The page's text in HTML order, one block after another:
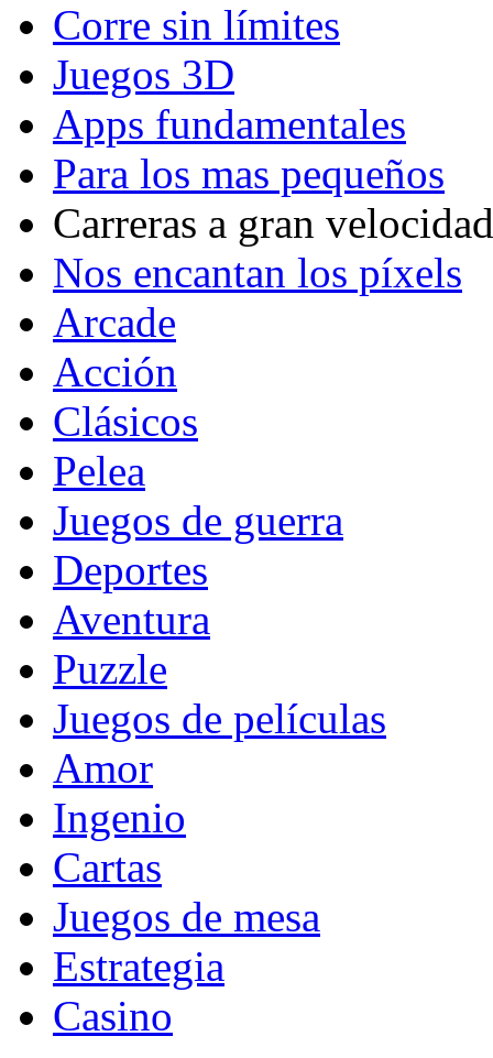
Corre sin límites
Juegos 3D
Apps fundamentales
Para los mas pequeños
Carreras a gran velocidad
Nos encantan los píxels
Arcade
Acción
Clásicos
Pelea
Juegos de guerra
Deportes
Aventura
Puzzle
Juegos de películas
Amor
Ingenio
Cartas
Juegos de mesa
Estrategia
Casino